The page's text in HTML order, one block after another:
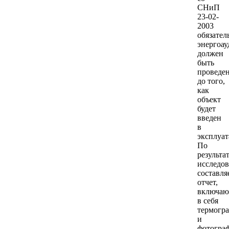
СНиП
23-02-
2003
должен
быть
до того,
как
объект
будет
введен
в
По
отчет,
в себя
и